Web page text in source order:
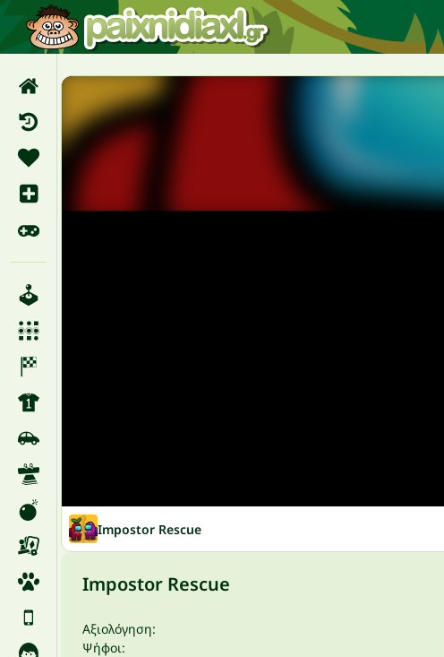
Impostor Rescue
Impostor Rescue
Αξιολόγηση:
Ψήφοι: